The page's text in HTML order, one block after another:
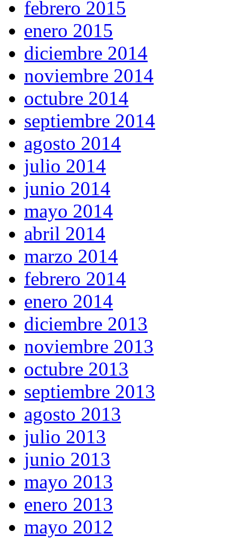
febrero 2015
enero 2015
diciembre 2014
noviembre 2014
octubre 2014
septiembre 2014
agosto 2014
julio 2014
junio 2014
mayo 2014
abril 2014
marzo 2014
febrero 2014
enero 2014
diciembre 2013
noviembre 2013
octubre 2013
septiembre 2013
agosto 2013
julio 2013
junio 2013
mayo 2013
enero 2013
mayo 2012